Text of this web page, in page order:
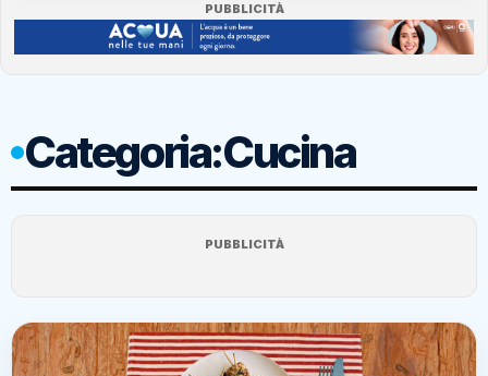
PUBBLICITÀ
Categoria:Cucina
PUBBLICITÀ